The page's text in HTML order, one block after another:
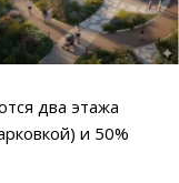
два этажа
и 50%